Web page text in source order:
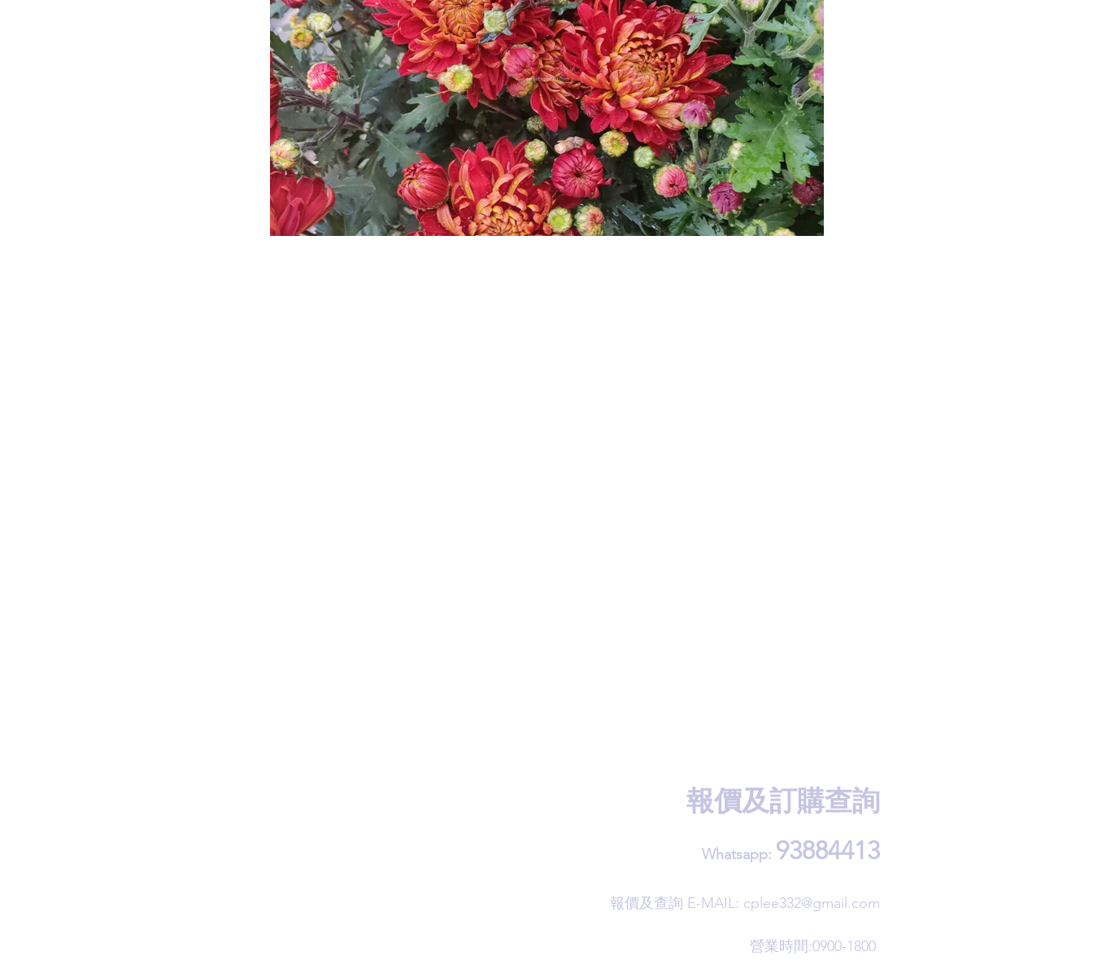
報價及訂購查詢
Whatsapp: 93884413
​報價及查詢 E-MAIL: cplee332@gmail.com
營業時間:0900-1800